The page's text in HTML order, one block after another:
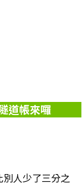
道帳來囉
別人少了三分之